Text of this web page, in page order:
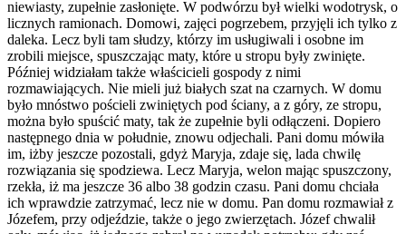
niewiasty, zupełnie zasłonięte. W podwórzu był wielki wodotrysk, o
licznych ramionach. Domowi, zajęci pogrzebem, przyjęli ich tylko z
daleka. Lecz byli tam słudzy, którzy im usługiwali i osobne im
zrobili miejsce, spuszczając maty, które u stropu były zwinięte.
Później widziałam także właścicieli gospody z nimi
rozmawiających. Nie mieli już białych szat na czarnych. W domu
było mnóstwo pościeli zwiniętych pod ściany, a z góry, ze stropu,
można było spuścić maty, tak że zupełnie byli odłączeni. Dopiero
następnego dnia w południe, znowu odjechali. Pani domu mówiła
im, iżby jeszcze pozostali, gdyż Maryja, zdaje się, lada chwilę
rozwiązania się spodziewa. Lecz Maryja, welon mając spuszczony,
rzekła, iż ma jeszcze 36 albo 38 godzin czasu. Pani domu chciała
ich wprawdzie zatrzymać, lecz nie w domu. Pan domu rozmawiał z
Józefem, przy odjeździe, także o jego zwierzętach. Józef chwalił